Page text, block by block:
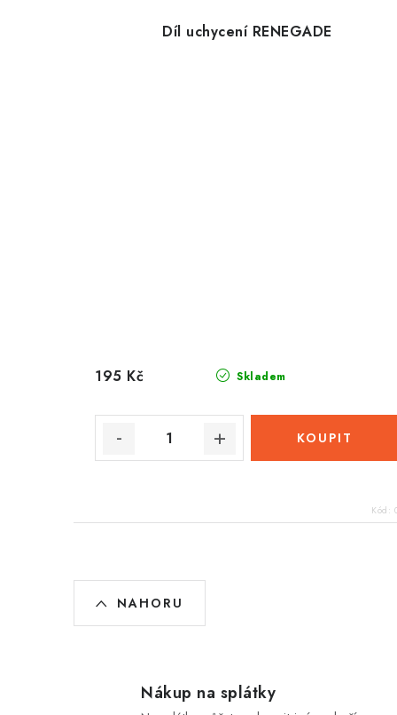
Díl uchycení RENEGADE
Skladem
195 Kč
Kód:
v
NAHORU
Nákup na splátky